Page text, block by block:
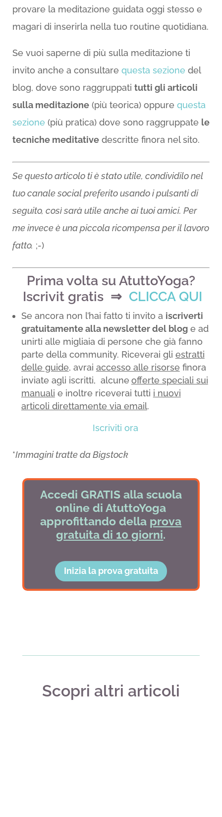
provare la meditazione guidata oggi stesso e
magari di inserirla nella tuo routine quotidiana.
Se vuoi saperne di più sulla meditazione ti
invito anche a consultare questa sezione del
blog, dove sono raggruppati tutti gli articoli
sulla meditazione(più teorica) oppure questa
sezione (più pratica) dove sono raggruppate le
tecniche meditativedescritte finora nel sito.
Se questo articolo ti è stato utile, condividilo nel
tuo canale social preferito usando i pulsanti di
seguito, così sarà utile anche ai tuoi amici. Per
me invece è una piccola ricompensa per il lavoro
fatto. ;-)
Prima volta su AtuttoYoga?
Iscrivit gratis ⇒ CLICCA QUI
Se ancora non l’hai fatto ti invito a iscriverti
gratuitamente alla newsletter del bloge ad
unirti alle migliaia di persone che già fanno
parte della community. Riceverai gli estratti
delle guide, avrai accesso alle risorse finora
inviate agli iscritti, alcune offerte speciali sui
manuali e inoltre riceverai tutti i nuovi
articoli direttamente via email.
Iscriviti ora
*Immagini tratte da Bigstock
Accedi GRATIS alla scuola
online di AtuttoYoga
approfittando della prova
gratuita di 10 giorni.
Inizia la prova gratuita
Scopri altri articoli